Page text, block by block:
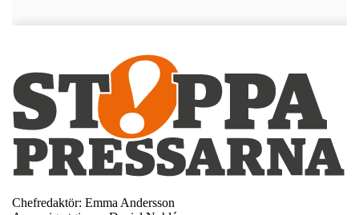
Chefredaktör: Emma Andersson